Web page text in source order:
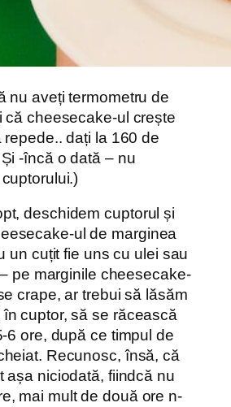
nu aveți termometru de
că cheesecake-ul crește
repede.. dați la 160 de
-încă o dată – nu
deschidem cuptorul și
ul de marginea
un cuțit fie uns cu ulei sau
pe marginile cheesecake-
crape, ar trebui să lăsăm
cuptor, să se răcească
6 ore, după ce timpul de
Recunosc, însă, că
așa niciodată, fiindcă nu
mai mult de două ore n-